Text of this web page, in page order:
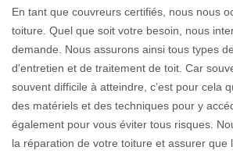
En tant que couvreurs certifiés, nous nous
toiture. Quel que soit votre besoin, nous
demande. Nous assurons ainsi tous types
d'entretien et de traitement de toit. Car
souvent difficile à atteindre, c’est pour cela
des matériels et des techniques pour y
également pour vous éviter tous risques.
la réparation de votre toiture et assurer que